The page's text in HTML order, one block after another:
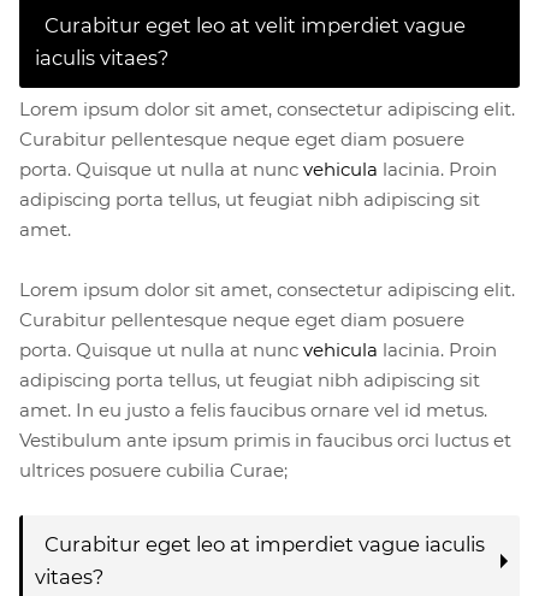
Curabitur eget leo at velit imperdiet vague
iaculis vitaes?
Lorem ipsum dolor sit amet, consectetur adipiscing elit.
Curabitur pellentesque neque eget diam posuere
porta. Quisque ut nulla at nunc vehicula lacinia. Proin
adipiscing porta tellus, ut feugiat nibh adipiscing sit
amet.
Lorem ipsum dolor sit amet, consectetur adipiscing elit.
Curabitur pellentesque neque eget diam posuere
porta. Quisque ut nulla at nunc vehicula lacinia. Proin
adipiscing porta tellus, ut feugiat nibh adipiscing sit
amet. In eu justo a felis faucibus ornare vel id metus.
Vestibulum ante ipsum primis in faucibus orci luctus et
ultrices posuere cubilia Curae;
Curabitur eget leo at imperdiet vague iaculis
vitaes?